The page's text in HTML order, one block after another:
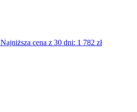
Najniższa cena z 30 dni: 1 782 zł